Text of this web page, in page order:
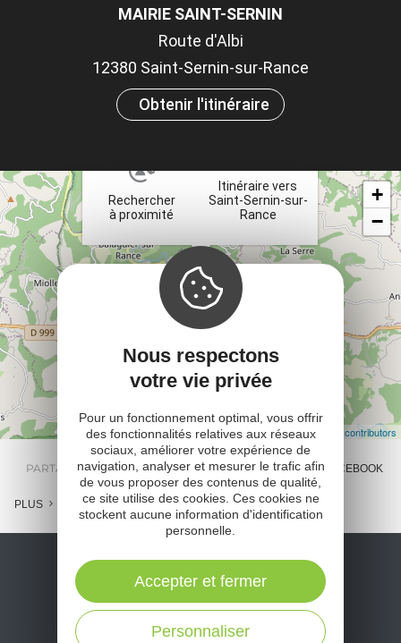
MAIRIE SAINT-SERNIN
Route d'Albi
12380 Saint-Sernin-sur-Rance
Obtenir l'itinéraire
Rechercher
à proximité
Itinéraire vers
Saint-Sernin-sur-
Rance
+
−
Leaflet| Map data ©OpenStreetMap contributors
PARTAGER : E-MAIL MESSENGER FACEBOOK
PLUS
Nous respectons
votre vie privée
Pour un fonctionnement optimal, vous offrir
des fonctionnalités relatives aux réseaux
sociaux, améliorer votre expérience de
navigation, analyser et mesurer le trafic afin
de vous proposer des contenus de qualité,
ce site utilise des cookies. Ces cookies ne
stockent aucune information d'identification
personnelle.
Personnaliser
Accepter et fermer